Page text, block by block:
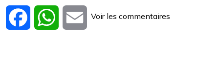
Facebook WhatsApp
Email
Voir les commentaires